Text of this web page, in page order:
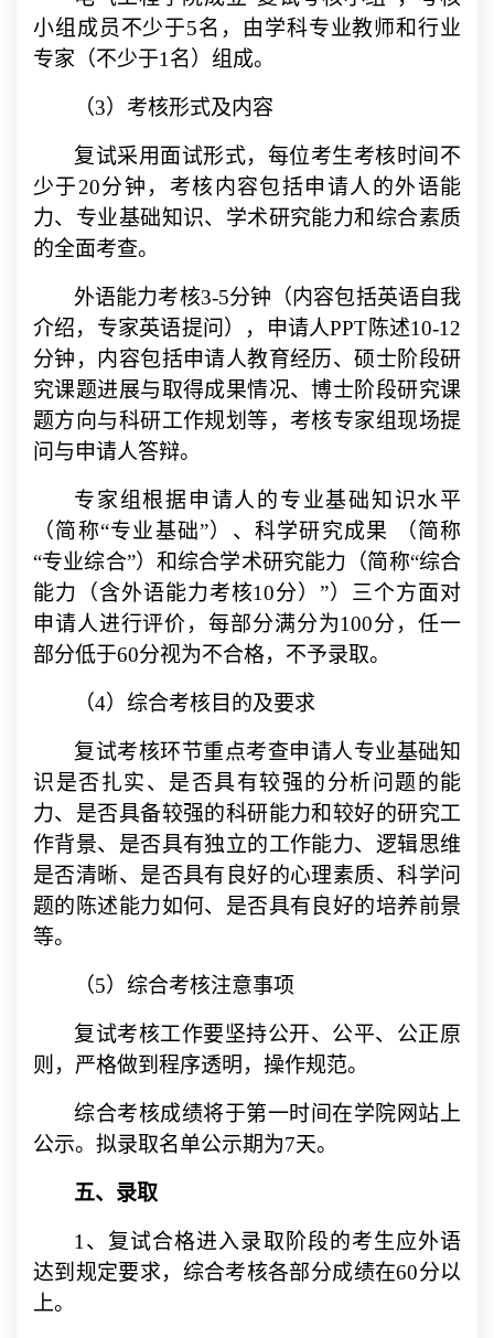
小组成员不少于5名，由学科专业教师和行业
专家（不少于1 名）组成。
（3）考核形式及内容
复试采用面试形式，每位考生考核时间不
少于20分钟，考核内容包括申请人的外语能
力、专业基础知识、学术研究能力和综合素质
的全面考查。
外语能力考核3-5分钟（内容包括英语自我
介绍，专家英语提问），申请人PPT陈述10-12
分钟，内容包括申请人教育经历、硕士阶段研
究课题进展与取得成果情况、博士阶段研究课
题方向与科研工作规划等，考核专家组现场提
问与申请人答辩。
专家组根据申请人的专业基础知识水平
（简称“专业基础”）、科学研究成果 （简称
“专业综合”）和综合学术研究能力（简称“综合
能力（含外语能力考核10分）”）三个方面对
申请人进行评价，每部分满分为100分，任一
部分低于60分视为不合格，不予录取。
（4）综合考核目的及要求
复试考核环节重点考查申请人专业基础知
识是否扎实、是否具有较强的分析问题的能
力、是否具备较强的科研能力和较好的研究工
作背景、是否具有独立的工作能力、逻辑思维
是否清晰、是否具有良好的心理素质、科学问
题的陈述能力如何、是否具有良好的培养前景
等。
（5）综合考核注意事项
复试考核工作要坚持公开、公平、公正原
则，严格做到程序透明，操作规范。
综合考核成绩将于第一时间在学院网站上
公示。拟录取名单公示期为7天。
五、录取
1 、复试合格进入录取阶段的考生应外语
达到规定要求，综合考核各部分成绩在60分以
上。